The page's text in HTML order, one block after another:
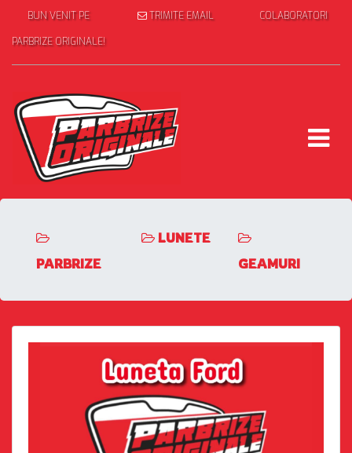
BUN VENIT PE
PARBRIZE ORIGINALE!
TRIMITE EMAIL COLABORATORI
PARBRIZE
LUNETE
GEAMURI